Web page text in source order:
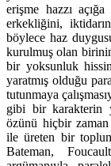
erişme hazzı açığa
erkekliğini,
böylece haz
kurulmuş olan
bir yoksunluk
yaratmış olduğu
tutunmaya
gibi bir karakterin
özünü hiçbir zaman
ile üreten bir
Bateman,